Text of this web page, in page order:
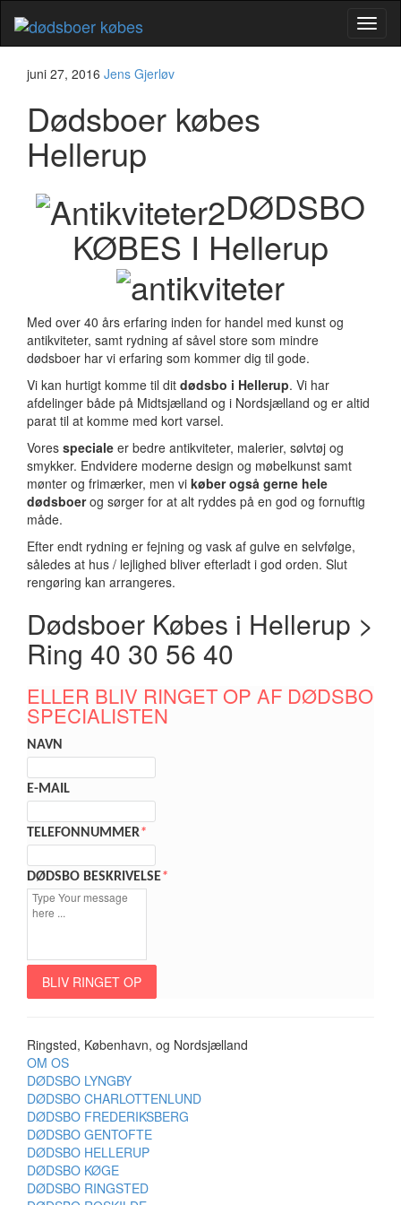
Flip
juni 27, 2016 Jens Gjerløv
Dødsboer købes
Hellerup
DØDSBO
KØBES I Hellerup
Med over 40 års erfaring inden for handel med kunst og
antikviteter, samt rydning af såvel store som mindre
dødsboer har vi erfaring som kommer dig til gode.
Vi kan hurtigt komme til dit dødsbo i Hellerup. Vi har
afdelinger både på Midtsjælland og i Nordsjælland og er altid
parat til at komme med kort varsel.
Vores speciale er bedre antikviteter, malerier, sølvtøj og
smykker. Endvidere moderne design og møbelkunst samt
mønter og frimærker, men vi køber også gerne hele
dødsboerog sørger for at alt ryddes på en god og fornuftig
måde.
Efter endt rydning er fejning og vask af gulve en selvfølge,
således at hus / lejlighed bliver efterladt i god orden. Slut
rengøring kan arrangeres.
Dødsboer Købes i Hellerup >
Ring 40 30 56 40
ELLER BLIV RINGET OP AF DØDSBO
SPECIALISTEN
NAVN
E-MAIL
TELEFONNUMMER*
DØDSBO BESKRIVELSE*
BLIV RINGET OP
Ringsted, København, og Nordsjælland
OM OS
DØDSBO LYNGBY
DØDSBO CHARLOTTENLUND
DØDSBO FREDERIKSBERG
DØDSBO GENTOFTE
DØDSBO HELLERUP
DØDSBO KØGE
DØDSBO RINGSTED